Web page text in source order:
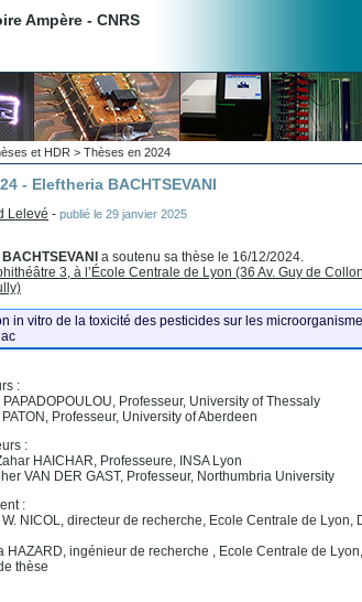
Ampère - CNRS
et HDR > Thèses en 2024
- Eleftheria BACHTSEVANI
Lelevé - publié le 29 janvier 2025
a soutenu sa thèse le 16/12/2024.
3, à l’École Centrale de Lyon (36 Av. Guy de
in vitro de la toxicité des pesticides sur les
:
Professeur, University of Thessaly
Professeur, University of Aberdeen
:
HAICHAR, Professeure, INSA Lyon
VAN DER GAST, Professeur, Northumbria University
:
NICOL, directeur de recherche, Ecole Centrale de Lyon,
HAZARD, ingénieur de recherche , Ecole Centrale de
thèse